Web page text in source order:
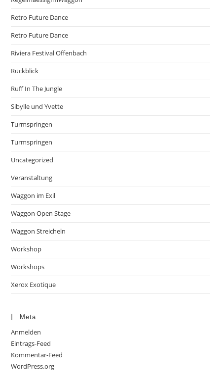
Retro Future Dance
Retro Future Dance
Riviera Festival Offenbach
Rückblick
Ruff In The Jungle
Sibylle und Yvette
Turmspringen
Turmspringen
Uncategorized
Veranstaltung
Waggon im Exil
Waggon Open Stage
Waggon Streicheln
Workshop
Workshops
Xerox Exotique
Meta
Anmelden
Eintrags-Feed
Kommentar-Feed
WordPress.org